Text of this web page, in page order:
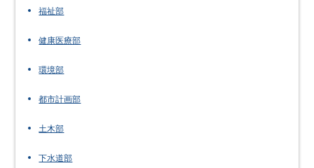
福祉部
健康医療部
環境部
都市計画部
土木部
下水道部